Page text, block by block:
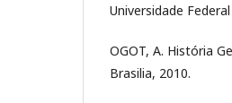
Universidade
OGOT, A. História
Brasilia, 2010.